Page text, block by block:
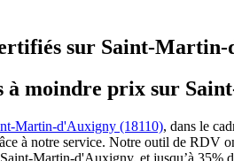
sur Saint-
à moindre prix sur
Martin-d'Auxigny (18110), dans le
à notre service. Notre outil de
Martin-d'Auxigny, et jusqu’à 35%